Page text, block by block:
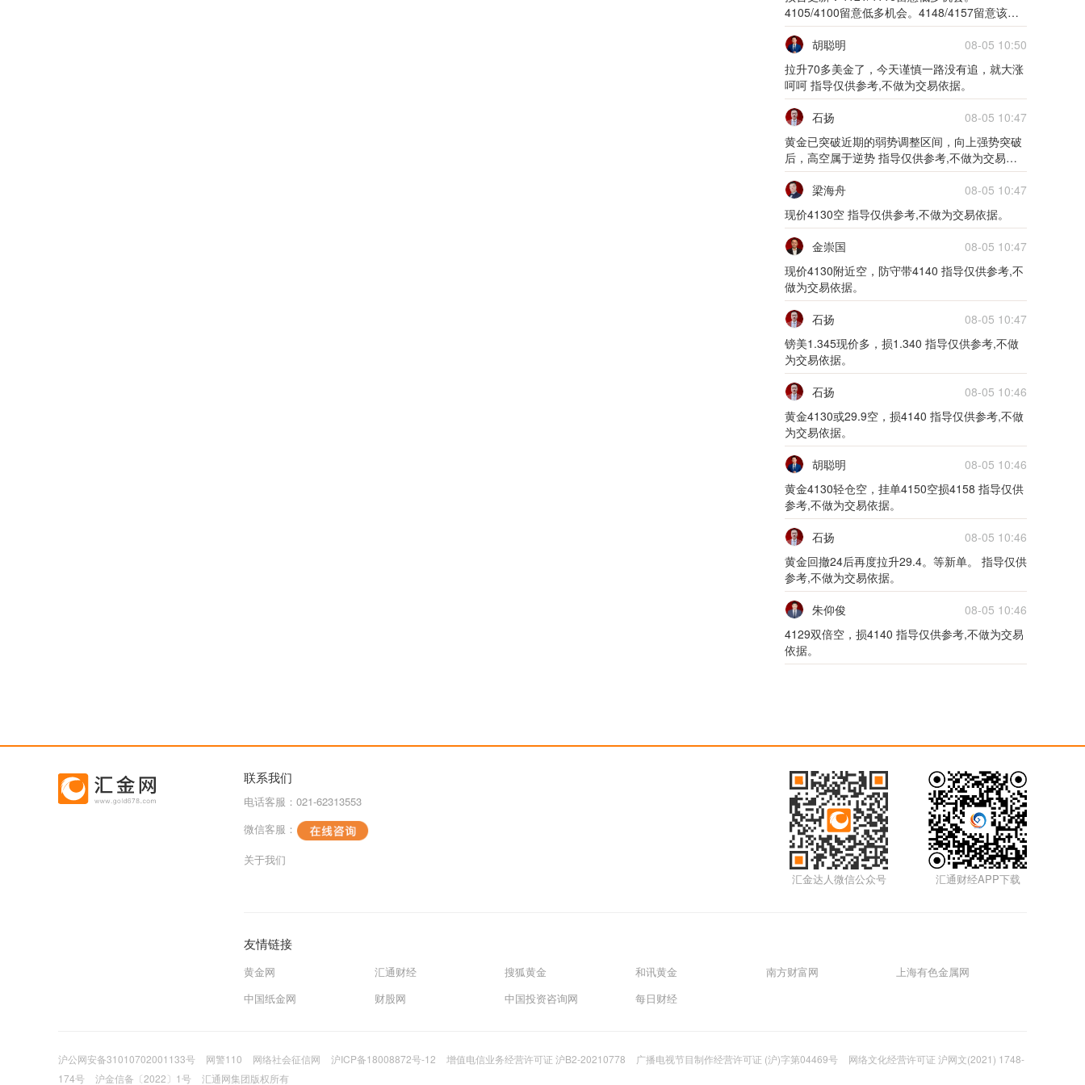
15m 限时免费
15m 限时免费
20m 限时免费
一买公开课
15m 限时免费
15m 限时免费
20m 限时免费
一买公开课
15m 限时免费
0721一买公开课
一买公开课
一买公开课
一买公开课
20m 限时免费
一买公开课
限时免费
一买公开课
限时免费
一买公开课
4105/4100留意低多机会。4148/4157留意该哦
空机会。 指导仅供参考,不做为交易依据。
胡聪明
08-05 10:50
拉升70多美金了，今天谨慎一路没有追，就大涨
呵呵 指导仅供参考,不做为交易依据。
石扬
08-05 10:47
黄金已突破近期的弱势调整区间，向上强势突破
后，高空属于逆势 指导仅供参考,不做为交易依
据。
梁海舟
08-05 10:47
现价4130空 指导仅供参考,不做为交易依据。
金崇国
08-05 10:47
现价4130附近空，防守带4140 指导仅供参考,不
做为交易依据。
石扬
08-05 10:47
镑美1.345现价多，损1.340 指导仅供参考,不做
为交易依据。
石扬
08-05 10:46
黄金4130或29.9空，损4140 指导仅供参考,不做
为交易依据。
胡聪明
08-05 10:46
黄金4130轻仓空，挂单4150空损4158 指导仅供
参考,不做为交易依据。
石扬
08-05 10:46
黄金回撤24后再度拉升29.4。等新单。 指导仅供
参考,不做为交易依据。
朱仰俊
08-05 10:46
4129双倍空，损4140 指导仅供参考,不做为交易
依据。
联系我们
电话客服：021-62313553
微信客服：
关于我们
汇通财经APP下载
汇金达人微信公众号
友情链接
黄金网 汇通财经 搜狐黄金 和讯黄金 南方财富网
上海有色金属网
中国纸金网
财股网 中国投资咨询网 每日财经
沪公网安备31010702001133号 网警110 网络社会征信网 沪ICP备18008872号-12 增值电信业务经营许可证 沪B2-20210778 广播电视节目制作经营许可证 (沪)字第04469号
网络文化经营许可证 沪网文(2021) 1748-
174号
沪金信备〔2022〕1号 汇通网集团版权所有